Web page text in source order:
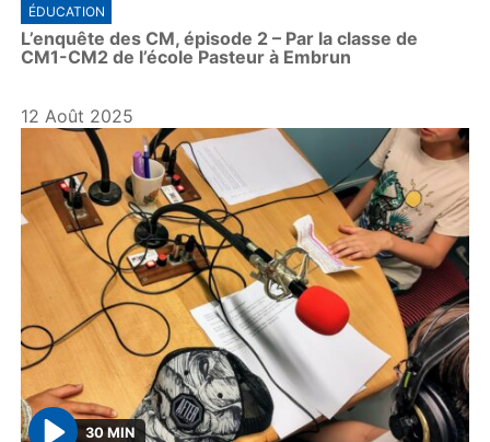
a
y
ÉDUCATION
L’enquête des CM, épisode 2 – Par la classe de
CM1-CM2 de l’école Pasteur à Embrun
12 Août 2025
30 MIN